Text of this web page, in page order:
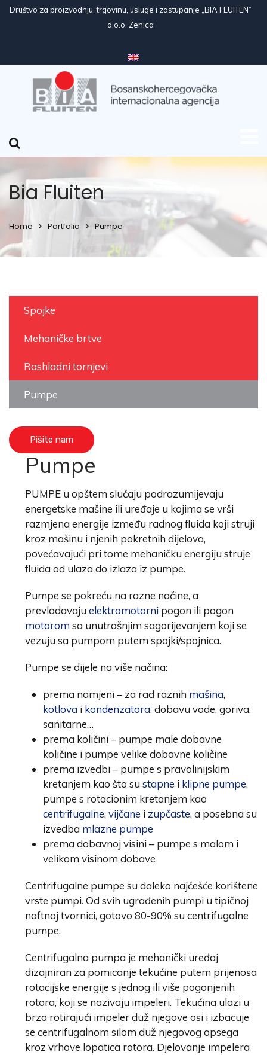
Društvo za proizvodnju, trgovinu, usluge i zastupanje „BIA FLUITEN“
d.o.o. Zenica
Bia Fluiten
Home Portfolio Pumpe
Spojke
Mehaničke brtve
Rashladni tornjevi
Pumpe
Pišite nam
Pumpe
PUMPE u opštem slučaju podrazumijevaju
energetske mašine ili uređaje u kojima se vrši
razmjena energije između radnog fluida koji struji
kroz mašinu i njenih pokretnih dijelova,
povećavajući pri tome mehaničku energiju struje
fluida od ulaza do izlaza iz pumpe.
Pumpe se pokreću na razne načine, a
prevladavaju elektromotorni pogon ili pogon
motoromsa unutrašnjim sagorijevanjem koji se
vezuju sa pumpom putem spojki/spojnica.
Pumpe se dijele na više načina:
prema namjeni – za rad raznih mašina,
kotlova i kondenzatora, dobavu vode, goriva,
sanitarne…
prema količini – pumpe male dobavne
količine i pumpe velike dobavne količine
prema izvedbi – pumpe s pravolinijskim
kretanjem kao što su stapne i klipne pumpe,
pumpe s rotacionim kretanjem kao
centrifugalne, vijčane i zupčaste, a posebna su
izvedba mlazne pumpe
prema dobavnoj visini – pumpe s malom i
velikom visinom dobave
Centrifugalne pumpe su daleko najčešće korištene
vrste pumpi. Od svih ugrađenih pumpi u tipičnoj
naftnoj tvornici, gotovo 80-90% su centrifugalne
pumpe.
Centrifugalna pumpa je mehanički uređaj
dizajniran za pomicanje tekućine putem prijenosa
rotacijske energije s jednog ili više pogonjenih
rotora, koji se nazivaju impeleri. Tekućina ulazi u
brzo rotirajući impeler duž njegove osi i izbacuje
se centrifugalnom silom duž njegovog opsega
kroz vrhove lopatica rotora. Djelovanje impelera